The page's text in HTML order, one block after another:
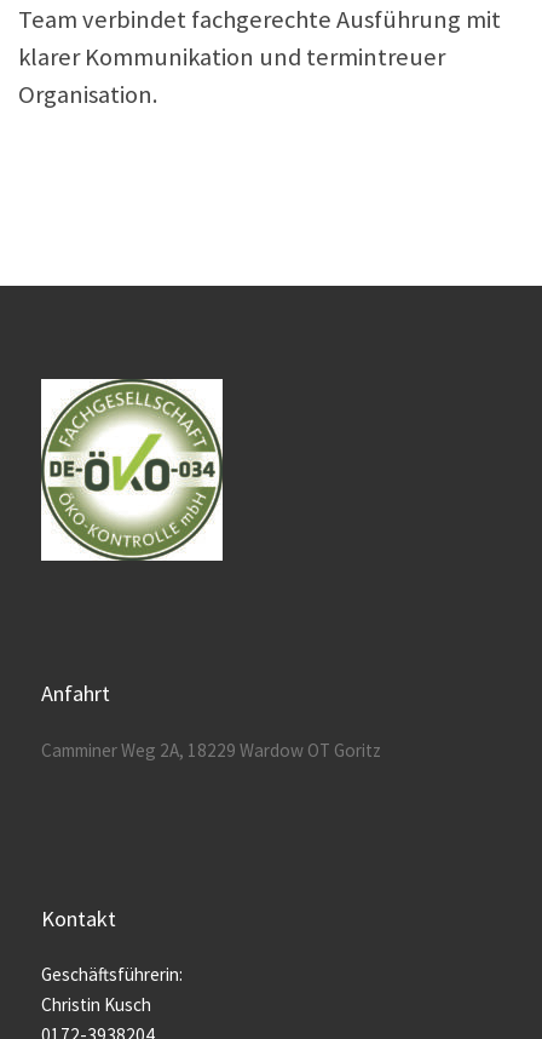
Team verbindet fachgerechte Ausführung mit
klarer Kommunikation und termintreuer
Organisation.
Anfahrt
Camminer Weg 2A, 18229 Wardow OT Goritz
Kontakt
Geschäftsführerin:
Christin Kusch